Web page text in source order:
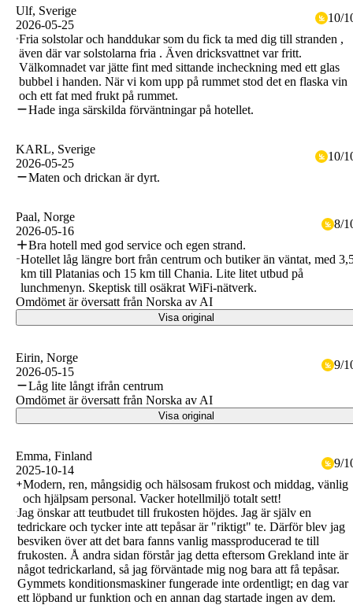
Ulf, Sverige
2026-05-25
10/
Fria solstolar och handdukar som du fick ta med dig till stranden ,
även där var solstolarna fria . Även dricksvattnet var fritt.
Välkomnadet var jätte fint med sittande incheckning med ett glas
bubbel i handen. När vi kom upp på rummet stod det en flaska vin
och ett fat med frukt på rummet.
Hade inga särskilda förväntningar på hotellet.
KARL, Sverige
2026-05-25
10/
Maten och drickan är dyrt.
Paal, Norge
2026-05-16
8/
Bra hotell med god service och egen strand.
Hotellet låg längre bort från centrum och butiker än väntat, med
km till Platanias och 15 km till Chania. Lite litet utbud på
lunchmenyn. Skeptisk till osäkrat WiFi-nätverk.
Omdömet är översatt från Norska av AI
Visa original
Eirin, Norge
2026-05-15
9/
Låg lite långt ifrån centrum
Omdömet är översatt från Norska av AI
Visa original
Emma, Finland
2025-10-14
9/
Modern, ren, mångsidig och hälsosam frukost och middag, vänlig
och hjälpsam personal. Vacker hotellmiljö totalt sett!
Jag önskar att teutbudet till frukosten höjdes. Jag är själv en
tedrickare och tycker inte att tepåsar är "riktigt" te. Därför blev jag
besviken över att det bara fanns vanlig massproducerad te till
frukosten. Å andra sidan förstår jag detta eftersom Grekland inte är
något tedrickarland, så jag förväntade mig nog bara att få tepåsar.
Gymmets konditionsmaskiner fungerade inte ordentligt; en dag var
ett löpband ur funktion och en annan dag startade ingen av dem.